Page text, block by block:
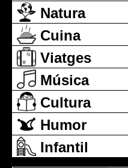
Natura
Cuina
Viatges
Música
Cultura
Humor
Infantil